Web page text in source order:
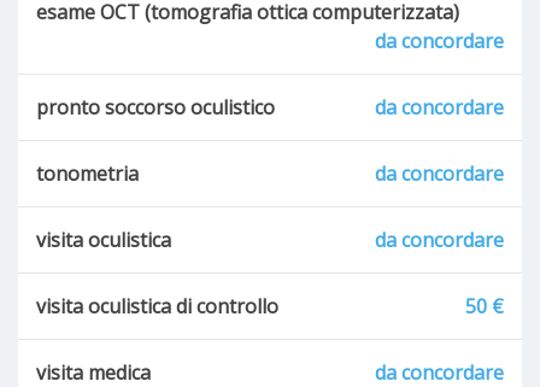
esame OCT (tomografia ottica computerizzata)
da concordare
pronto soccorso oculistico da concordare
tonometria da concordare
visita oculistica da concordare
visita oculistica di controllo 50 €
visita medica da concordare